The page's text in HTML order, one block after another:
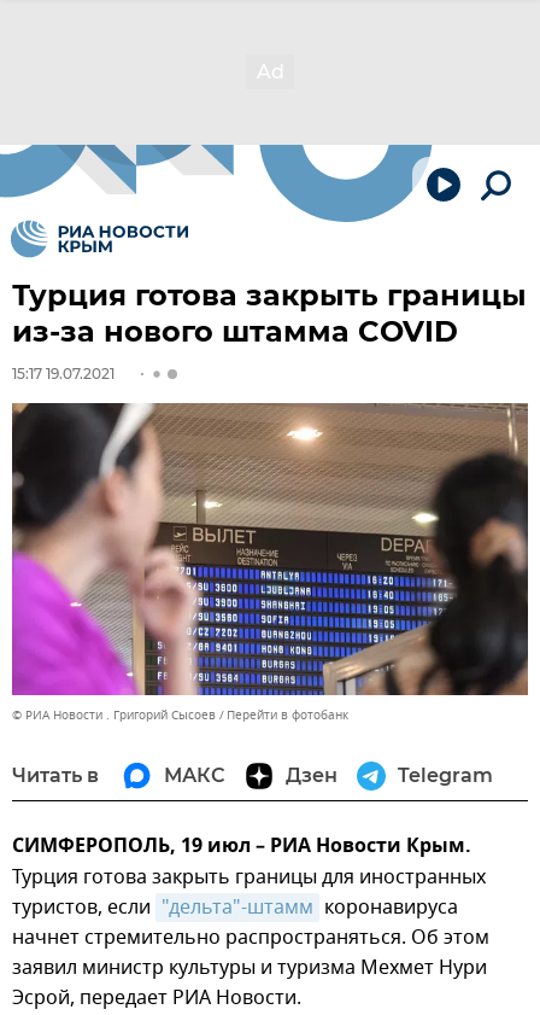
Турция готова закрыть границы
из-за нового штамма COVID
15:17 19.07.2021
© РИА Новости . Григорий Сысоев Перейти в фотобанк
Читать в МАКС Дзен Telegram
СИМФЕРОПОЛЬ, 19 июл – РИА Новости Крым.
Турция готова закрыть границы для иностранных
туристов, если "дельта"-штамм коронавируса
начнет стремительно распространяться. Об этом
заявил министр культуры и туризма Мехмет Нури
Эсрой, передает РИА Новости.